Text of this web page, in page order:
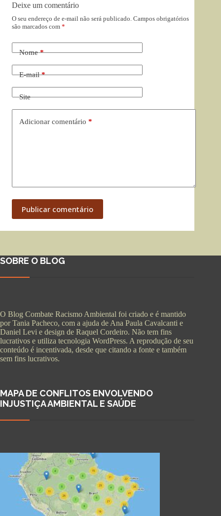
Deixe um comentário
O seu endereço de e-mail não será publicado. Campos obrigatórios
são marcados com *
Nome*
E-mail*
Site
Adicionar comentário *
Publicar comentário
SOBRE O BLOG
O Blog Combate Racismo Ambiental foi criado e é mantido
por Tania Pacheco, com a ajuda de Ana Paula Cavalcanti e
Daniel Levi e design de Raquel Cordeiro. Não tem fins
lucrativos e utiliza tecnologia WordPress. A reprodução de seu
conteúdo é incentivada, desde que citando a fonte e também
sem fins lucrativos.
MAPA DE CONFLITOS ENVOLVENDO
INJUSTIÇA AMBIENTAL E SAÚDE